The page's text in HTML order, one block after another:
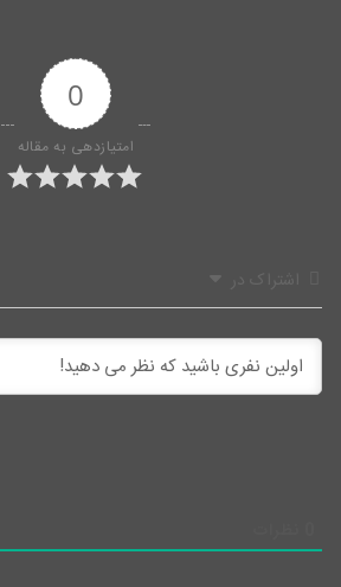
0
امتیازدهی به مقاله
اشتراک در